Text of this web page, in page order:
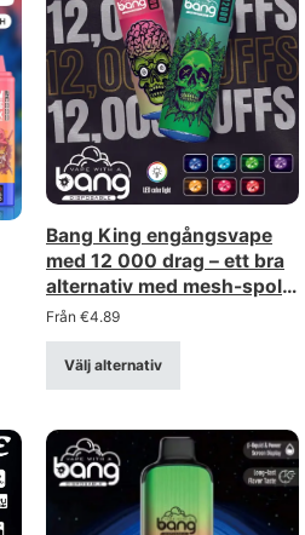
Bang King engångsvape
med 12 000 drag – ett bra
alternativ med mesh-spole,
för grossistinköp i bulk
Från €4.89
Välj alternativ